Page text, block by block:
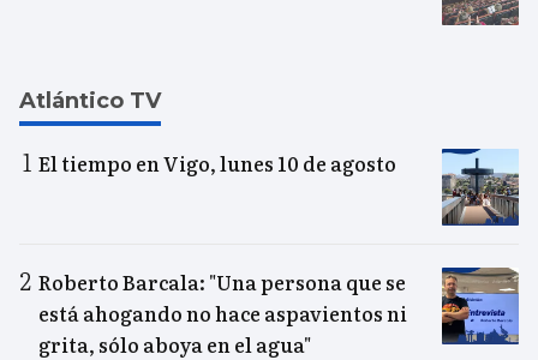
Atlántico TV
El tiempo en Vigo, lunes 10 de agosto
Roberto Barcala: "Una persona que se
está ahogando no hace aspavientos ni
grita, sólo aboya en el agua"